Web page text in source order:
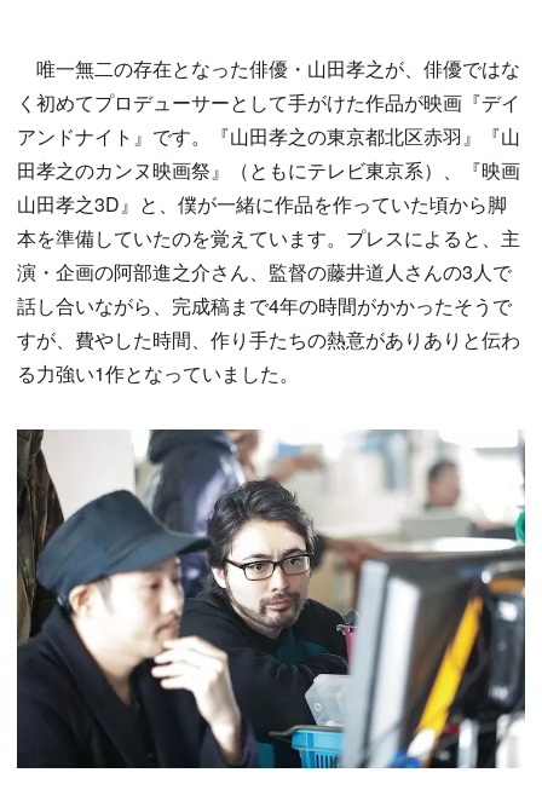
唯一無二の存在となった俳優・山田孝之が、俳優ではな
く初めてプロデューサーとして手がけた作品が映画『デイ
アンドナイト』です。『山田孝之の東京都北区赤羽』『山
田孝之のカンヌ映画祭』（ともにテレビ東京系）、『映画
山田孝之3D』と、僕が一緒に作品を作っていた頃から脚
本を準備していたのを覚えています。プレスによると、主
演・企画の阿部進之介さん、監督の藤井道人さんの3人で
話し合いながら、完成稿まで4年の時間がかかったそうで
すが、費やした時間、作り手たちの熱意がありありと伝わ
る力強い1作となっていました。